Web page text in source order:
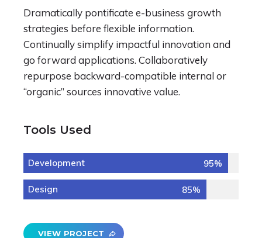
Dramatically pontificate e-business growth
strategies before flexible information.
Continually simplify impactful innovation and
go forward applications. Collaboratively
repurpose backward-compatible internal or
“organic” sources innovative value.
Tools Used
Development 95%
Design 85%
VIEW PROJECT